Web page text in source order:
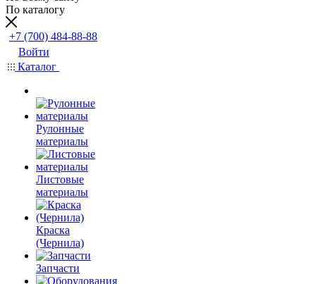
По каталогу
+7 (700) 484-88-88
Войти
Каталог
Рулонные
материалы
Листовые
материалы
Краска
(Чернила)
Запчасти